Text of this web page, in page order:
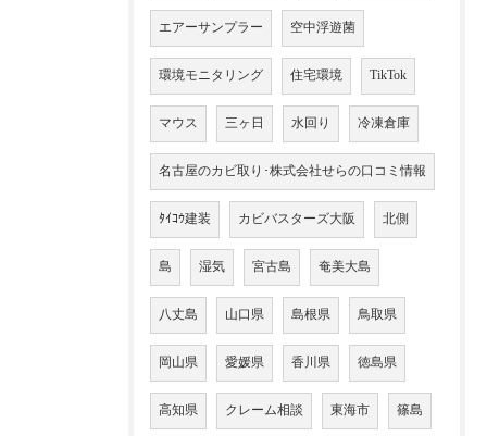
エアーサンプラー 空中浮遊菌
環境モニタリング 住宅環境 TikTok
マウス 三ヶ日 水回り 冷凍倉庫
名古屋のカビ取り･株式会社せらの口コミ情報
ﾀｲｺｳ建装 カビバスターズ大阪 北側
島 湿気 宮古島 奄美大島
八丈島 山口県 島根県 鳥取県
岡山県 愛媛県 香川県 徳島県
高知県 クレーム相談 東海市 篠島